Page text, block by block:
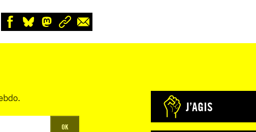
OK
J’AGIS